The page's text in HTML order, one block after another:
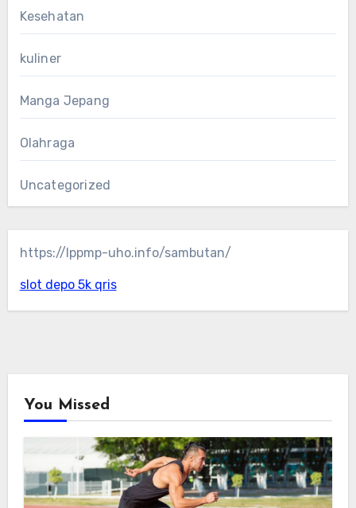
Kesehatan
kuliner
Manga Jepang
Olahraga
Uncategorized
https://lppmp-uho.info/sambutan/
slot depo 5k qris
You Missed